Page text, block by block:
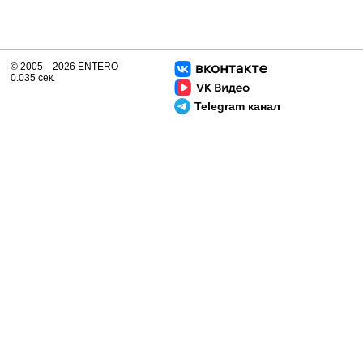
Telegram канал
© 2005—2026 ENTERO
0.035 сек.